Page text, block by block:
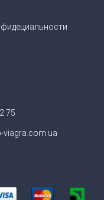
75
viagra.com.ua